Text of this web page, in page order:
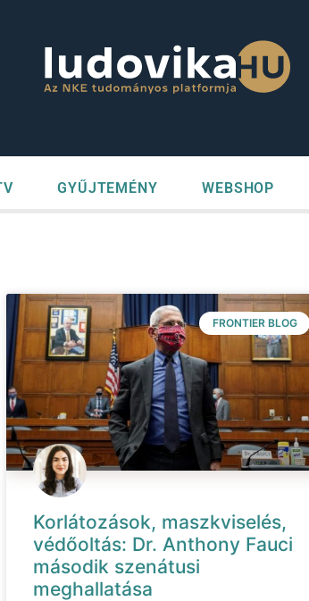
GYŰJTEMÉNY WEBSHOP
FRONTIER BLOG
Korlátozások, maszkviselés,
védőoltás: Dr. Anthony Fauci
második szenátusi
meghallatása